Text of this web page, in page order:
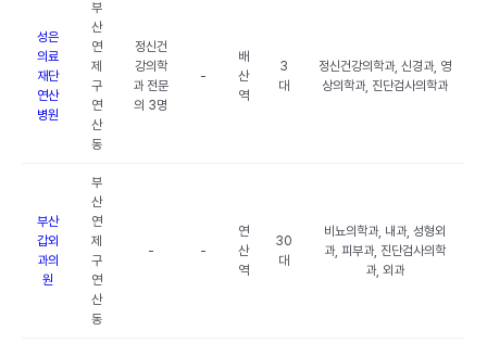
성은
의료
재단
연산
병원
부
산
연
제
구
연
산
동
정신건
강의학
과 전문
의 3명
-
배
산
역
3
대
정신건강의학과, 신경과, 영
상의학과, 진단검사의학과
부산
갑외
과의
원
부
산
연
제
구
연
산
동
- -
연
산
역
30
대
비뇨의학과, 내과, 성형외
과, 피부과, 진단검사의학
과, 외과